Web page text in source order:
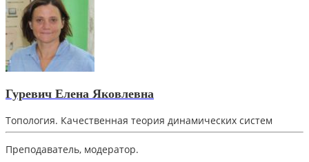
Гуревич Елена Яковлевна
Топология. Качественная теория динамических систем
Преподаватель, модератор.